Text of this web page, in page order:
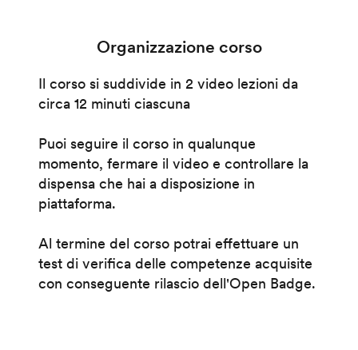
Organizzazione corso
Il corso si suddivide in 2 video lezioni da
circa 12 minuti ciascuna
Puoi seguire il corso in qualunque
momento, fermare il video e controllare la
dispensa che hai a disposizione in
piattaforma.
Al termine del corso potrai effettuare un
test di verifica delle competenze acquisite
con conseguente rilascio dell'Open Badge.